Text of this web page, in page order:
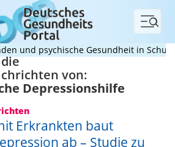
Menü
psychische Gesundheit in Schule
von:
Depressionshilfe
Erkrankten baut
ab – Studie zu